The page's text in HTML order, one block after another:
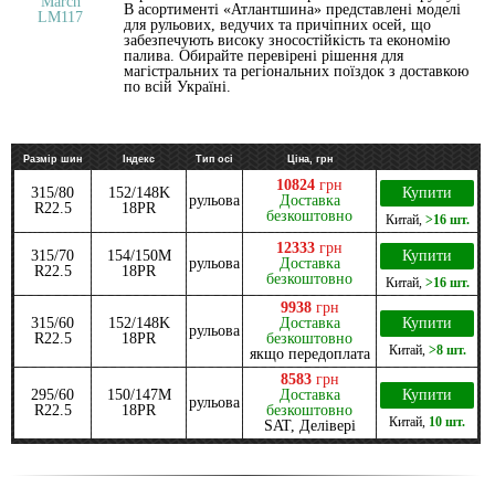
В асортименті «Атлантшина» представлені моделі
для рульових, ведучих та причіпних осей, що
забезпечують високу зносостійкість та економію
палива. Обирайте перевірені рішення для
магістральних та регіональних поїздок з доставкою
по всій Україні.
Размір шин Індекс Тип осі Ціна, грн
315/80
R22.5
152/148K
18PR
рульова
10824 грн
Доставка
безкоштовно
Купити
Китай, >16 шт.
315/70
R22.5
154/150M
18PR
рульова
12333 грн
Доставка
безкоштовно
Купити
Китай, >16 шт.
315/60
R22.5
152/148K
18PR
рульова
9938 грн
Доставка
безкоштовно
якщо передоплата
Купити
Китай, >8 шт.
295/60
R22.5
150/147M
18PR
рульова
8583 грн
Доставка
безкоштовно
SAT, Делівері
Купити
Китай 10 шт.